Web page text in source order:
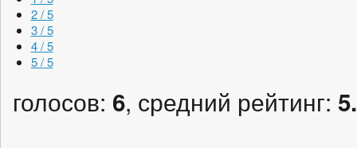
2 / 5
3 / 5
4 / 5
5 / 5
голосов: 6, средний рейтинг: